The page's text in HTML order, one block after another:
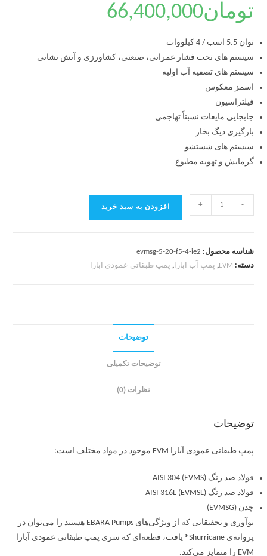
تومان66,400,000
توان 5.5 اسب / 4 کیلووات
سیستم های تحت فشار عمرانی، صنعتی، کشاورزی و آتش نشانی
سیستم های تصفیه آب اولیه
اسمز معکوس
فیلتراسیون
جابجایی مایعات نسبتاً تهاجمی
بارگیری دیگ بخار
سیستم های شستشو
گرمایش و تهویه مطبوع
-
+ افزودن به سبد خرید
شناسه محصول: evmsg-5-20-f5-4-ie2
دسته: EVM
, پمپ آب ابارا, پمپ طبقاتی عمودی ابارا
توضیحات
توضیحات تکمیلی
نظرات (0)
توضیحات
پمپ طبقاتی عمودی آبارا EVM موجود در مواد مختلف است:
فولاد ضد زنگ AISI 304 (EVMS)
فولاد ضد زنگ AISI 316L (EVMSL)
چدن (EVMSG)
نوآوری و تحقیقاتی که از ویژگی‌های EBARA Pumps هستند را می‌توان در
پروانه‌ی Shurricane® یافت، قطعه‌ای که سری پمپ طبقاتی عمودی آبارا
EVM را متمایز می‌کند.